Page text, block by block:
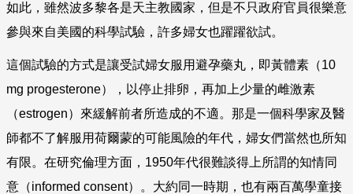
如此，雖然波多黎各是天主教國家，但是不只政府官員很樂意
參與來自美國的科學試驗，許多婦女也躍躍欲試。
這個試驗的方式是讓受試婦女服用避孕藥丸，即黃體素（10
mg progesterone），以停止排卵，再加上少量的雌激素
（estrogen）來緩解前者所造成的不適。那是一個科學家及醫
師都不了解服用荷爾蒙的可能風險的年代，婦女們當然也所知
有限。在研究倫理方面， 1950年代很難談得上所謂的知情同
意（informed consent）。大約同一時期，也有兩百萬學童接